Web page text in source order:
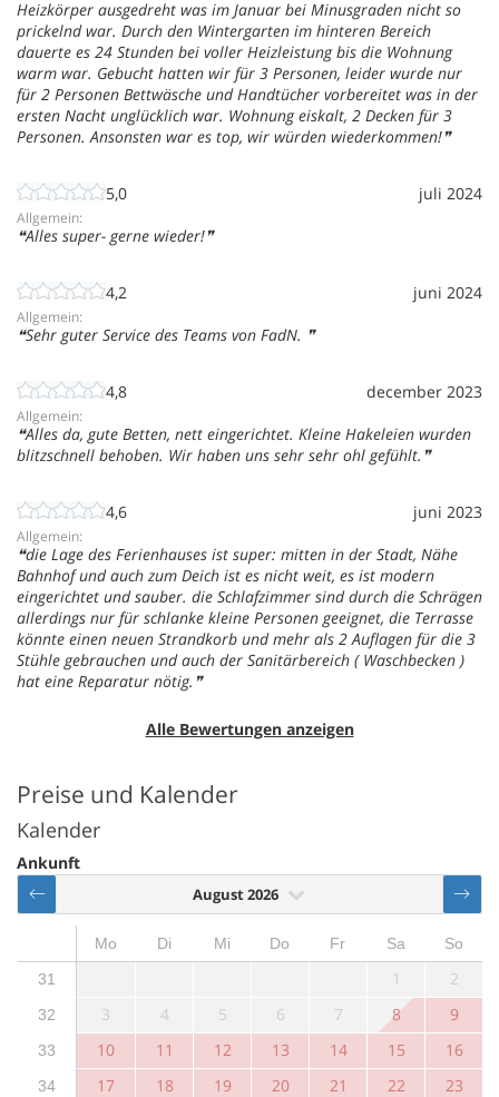
Heizkörper ausgedreht was im Januar bei Minusgraden nicht so
prickelnd war. Durch den Wintergarten im hinteren Bereich
dauerte es 24 Stunden bei voller Heizleistung bis die Wohnung
warm war. Gebucht hatten wir für 3 Personen, leider wurde nur
für 2 Personen Bettwäsche und Handtücher vorbereitet was in der
ersten Nacht unglücklich war. Wohnung eiskalt, 2 Decken für 3
Personen. Ansonsten war es top, wir würden wiederkommen!
5,0 juli 2024
Allgemein:
Alles super- gerne wieder!
4,2 juni 2024
Allgemein:
Sehr guter Service des Teams von FadN.
4,8 december 2023
Allgemein:
Alles da, gute Betten, nett eingerichtet. Kleine Hakeleien wurden
blitzschnell behoben. Wir haben uns sehr sehr ohl gefühlt.
4,6 juni 2023
Allgemein:
die Lage des Ferienhauses ist super: mitten in der Stadt, Nähe
Bahnhof und auch zum Deich ist es nicht weit, es ist modern
eingerichtet und sauber. die Schlafzimmer sind durch die Schrägen
allerdings nur für schlanke kleine Personen geeignet, die Terrasse
könnte einen neuen Strandkorb und mehr als 2 Auflagen für die 3
Stühle gebrauchen und auch der Sanitärbereich ( Waschbecken )
hat eine Reparatur nötig.
Alle Bewertungen anzeigen
Preise und Kalender
Kalender
Ankunft
August 2026
Mo Di Mi Do Fr Sa
So
31
1 2
32 3 4 5 6 7 8 9
33 10 11 12 13 14 15 16
34 17 18 19 20 21 22 23